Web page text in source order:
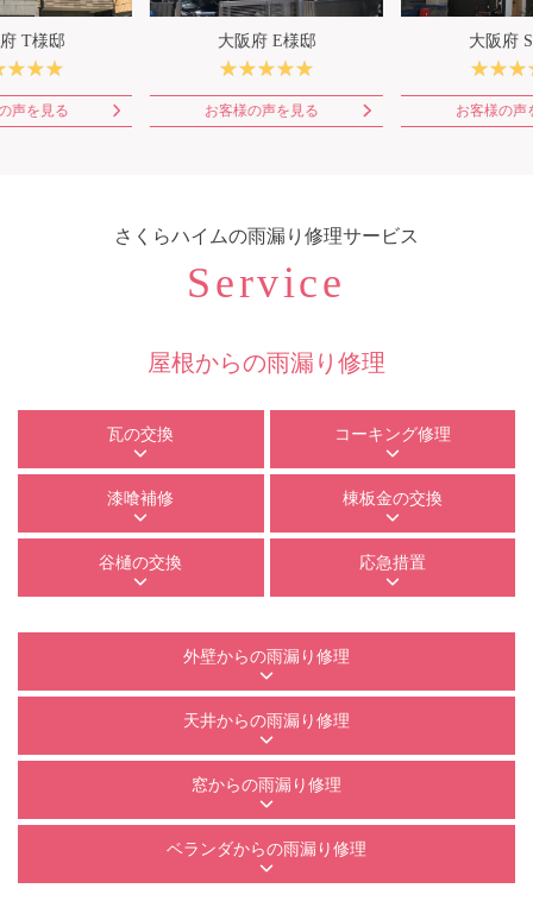
T様邸
声を見る
大阪府 E様邸
お客様の声を見る
大阪府
お客様の声
さくらハイムの雨漏り修理サービス
Service
屋根からの雨漏り修理
瓦の交換 コーキング修理
漆喰補修 棟板金の交換
谷樋の交換 応急措置
外壁からの雨漏り修理
天井からの雨漏り修理
窓からの雨漏り修理
ベランダからの雨漏り修理